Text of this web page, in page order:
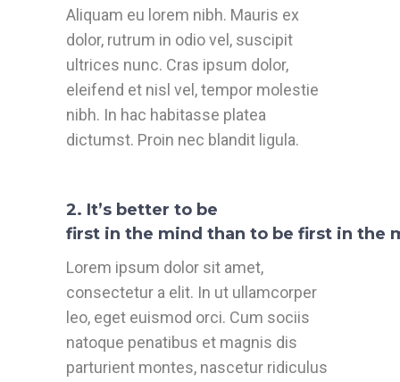
Aliquam eu lorem nibh. Mauris ex
dolor, rutrum in odio vel, suscipit
ultrices nunc. Cras ipsum dolor,
eleifend et nisl vel, tempor molestie
nibh. In hac habitasse platea
dictumst. Proin nec blandit ligula.
2. It’s better to be
first in the mind than to be first in the
Lorem ipsum dolor sit amet,
consectetur a elit. In ut ullamcorper
leo, eget euismod orci. Cum sociis
natoque penatibus et magnis dis
parturient montes, nascetur ridiculus